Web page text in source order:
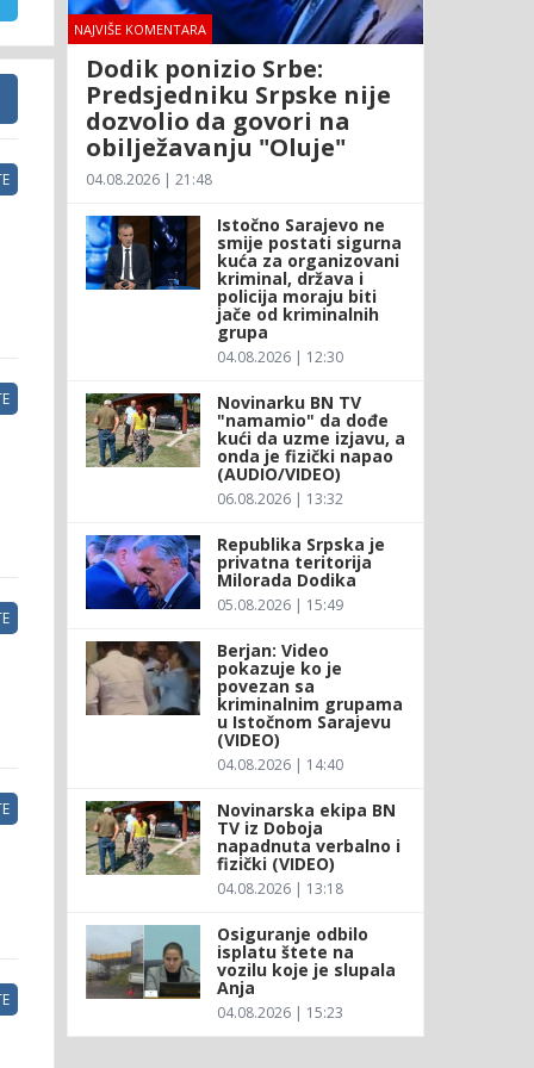
NAJVIŠE KOMENTARA
Dodik ponizio Srbe:
Predsjedniku Srpske nije
dozvolio da govori na
obilježavanju "Oluje"
04.08.2026 | 21:48
Istočno Sarajevo ne
smije postati sigurna
kuća za organizovani
kriminal, država i
policija moraju biti
jače od kriminalnih
grupa
04.08.2026 | 12:30
Novinarku BN TV
"namamio" da dođe
kući da uzme izjavu, a
onda je fizički napao
(AUDIO/VIDEO)
06.08.2026 | 13:32
Republika Srpska je
privatna teritorija
Milorada Dodika
05.08.2026 | 15:49
Berjan: Video
pokazuje ko je
povezan sa
kriminalnim grupama
u Istočnom Sarajevu
(VIDEO)
04.08.2026 | 14:40
Novinarska ekipa BN
TV iz Doboja
napadnuta verbalno i
fizički (VIDEO)
04.08.2026 | 13:18
Osiguranje odbilo
isplatu štete na
vozilu koje je slupala
Anja
04.08.2026 | 15:23